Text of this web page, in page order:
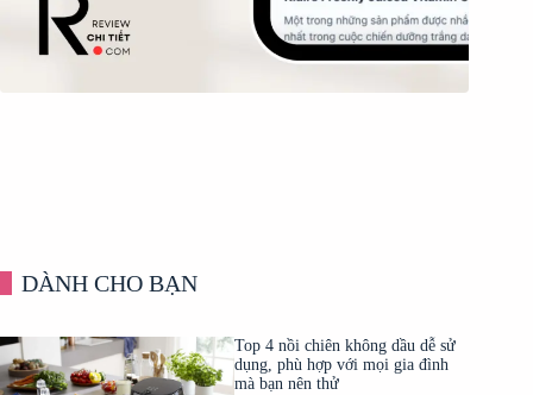
DÀNH CHO BẠN
Top 4 nồi chiên không dầu dễ sử
dụng, phù hợp với mọi gia đình
mà bạn nên thử